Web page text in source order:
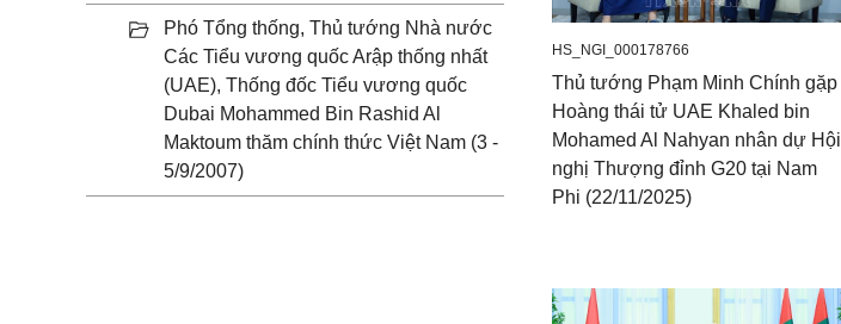
Phó Tổng thống, Thủ tướng Nhà nước
Các Tiểu vương quốc Arập thống nhất
(UAE), Thống đốc Tiểu vương quốc
Dubai Mohammed Bin Rashid Al
Maktoum thăm chính thức Việt Nam (3 -
5/9/2007)
HS_NGI_000178766
Thủ tướng Phạm Minh Chính gặp
Hoàng thái tử UAE Khaled bin
Mohamed Al Nahyan nhân dự Hội
nghị Thượng đỉnh G20 tại Nam
Phi (22/11/2025)